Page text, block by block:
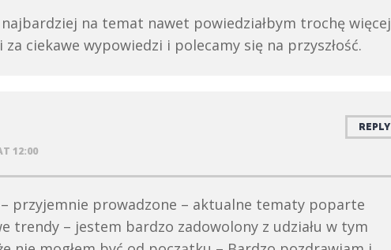
najbardziej na temat nawet powiedziałbym trochę więcej
ciekawe wypowiedzi i polecamy się na przyszłość.
12:00
REPLY
– przyjemnie prowadzone – aktualne tematy poparte
trendy – jestem bardzo zadowolony z udziału w tym